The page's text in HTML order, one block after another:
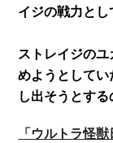
イジの戦力とし
ストレイジの
めようとして
し出そうとす
「ウルトラ怪獣